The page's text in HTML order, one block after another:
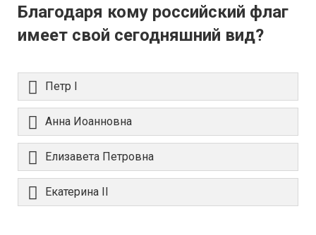
Благодаря кому российский флаг
имеет свой сегодняшний вид?
Петр I
Анна Иоанновна
Елизавета Петровна
Екатерина II